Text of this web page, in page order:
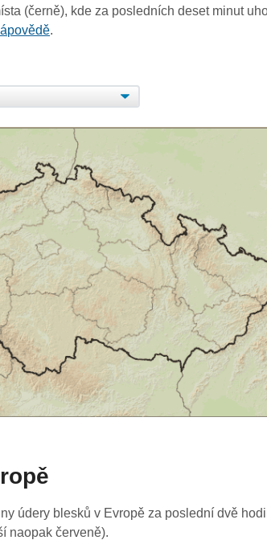
(černě), kde za posledních deset minut
.
údery blesků v Evropě za poslední dvě
naopak červeně).